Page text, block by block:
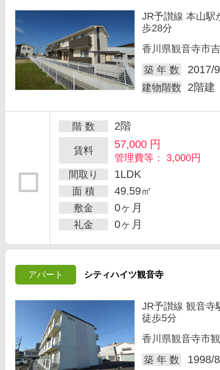
JR予讃線 本山駅
歩28分
香川県観音寺市
築 年 数
2017/
建物階数 2階建
階 数 2階
賃料 57,000 円
管理費等： 3,000円
間取り
1LDK
面 積 49.59㎡
敷金 0ヶ月
礼金 0ヶ月
アパート シティハイツ観音寺
JR予讃線 観音寺
徒歩5分
香川県観音寺市
築 年 数
1998/